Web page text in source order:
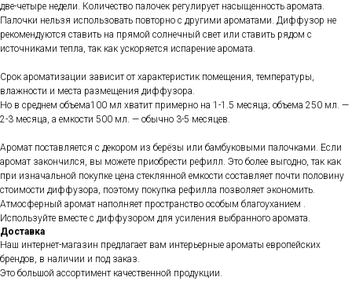
две-четыре недели. Количество палочек регулирует насыщенность аромата.
Палочки нельзя использовать повторно с другими ароматами. Диффузор не
рекомендуются ставить на прямой солнечный свет или ставить рядом с
источниками тепла, так как ускоряется испарение аромата.
Срок ароматизации зависит от характеристик помещения, температуры,
влажности и места размещения диффузора.
Но в среднем объема100 мл хватит примерно на 1-1.5 месяца; объема 250 мл. —
2-3 месяца, а емкости 500 мл. — обычно 3-5 месяцев.
Аромат поставляется с декором из берёзы или бамбуковыми палочками. Если
аромат закончился, вы можете приобрести рефилл. Это более выгодно, так как
при изначальной покупке цена стеклянной емкости составляет почти половину
стоимости диффузора, поэтому покупка рефилла позволяет экономить.
Атмосферный аромат наполняет пространство особым благоуханием .
Используйте вместе с диффузором для усиления выбранного аромата.
Доставка
Наш интернет-магазин предлагает вам интерьерные ароматы европейских
брендов, в наличии и под заказ.
Это большой ассортимент качественной продукции.